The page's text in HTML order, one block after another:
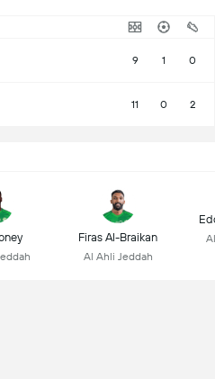
9 1 0
11 0 2
Firas Al-Braikan
Al Ahli Jeddah